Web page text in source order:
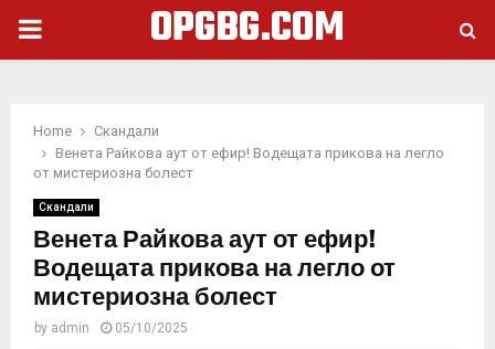
PRIMARY
OPGBG.COM
Home
Скандали
Венета Райкова аут от ефир! Водещата прикова на легло
от мистериозна болест
Скандали
Венета Райкова аут от ефир!
Водещата прикова на легло от
мистериозна болест
by admin 05/10/2025